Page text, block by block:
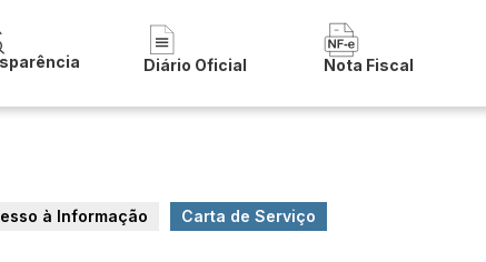
Diário Oficial Nota Fiscal
à Informação Carta de Serviço